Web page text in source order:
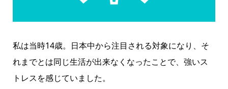
私は当時14歳。日本中から注目される対象になり、そ
れまでとは同じ生活が出来なくなったことで、強いス
トレスを感じていました。